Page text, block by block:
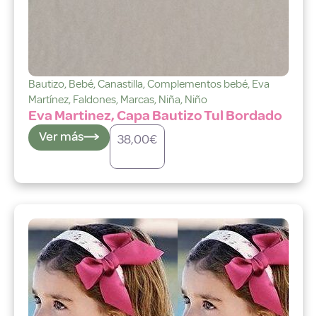
Bautizo, Bebé,Canastilla,Complementos bebé, Eva
Martínez, Faldones, Marcas, Niña, Niño
Eva Martinez, Capa Bautizo Tul Bordado
Ver más 38,00€